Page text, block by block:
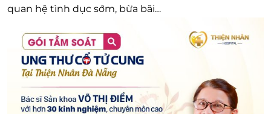
quan hệ tình dục sớm, bừa bãi…